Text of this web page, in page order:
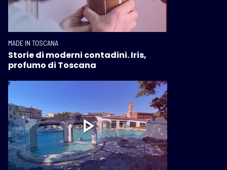
MADE IN TOSCANA
Storie di moderni contadini. Iris,
profumo di Toscana